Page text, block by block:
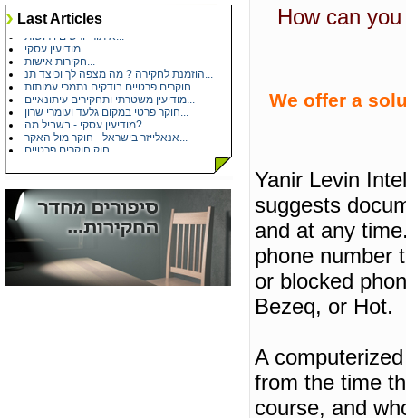
Last Articles
מחירון - איתור כתובת / מסירה משפטית...
מודיעין עסקי - בשביל מה?...
מודיעין תחרותי בחברות תקשורת...
משרדי חקירות בישראל...
בדיקות פוליגרף - מכונת אמת...
חקירות פרטיות - דיוק בפרטים...
בגידות...
הגנת הפרטיות - חקירות...
חוק האחריות למוצרים פגומים...
How can
We offer a
Yanir Levin
suggests
and at any
phone number
or blocked
Bezeq, or Hot.
A
from the time
course, and